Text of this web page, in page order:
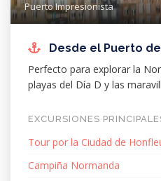
Puerto Impresionista
Desde el Puerto
Perfecto para explorar la
playas del Día D y las
EXCURSIONES
Tour por la Ciudad de
Campiña Normanda